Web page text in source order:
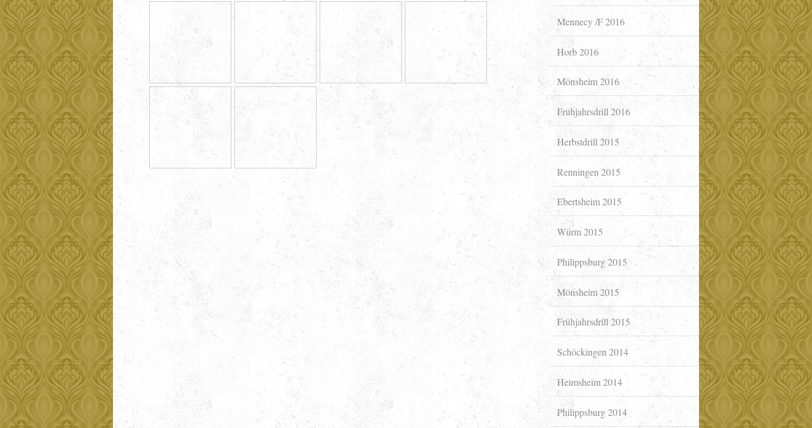
Mennecy /F 2016
Horb 2016
Mönsheim 2016
Frühjahrsdrill 2016
Herbstdrill 2015
Renningen 2015
Ebertsheim 2015
Würm 2015
Philippsburg 2015
Mönsheim 2015
Frühjahrsdrill 2015
Schöckingen 2014
Heimsheim 2014
Philippsburg 2014